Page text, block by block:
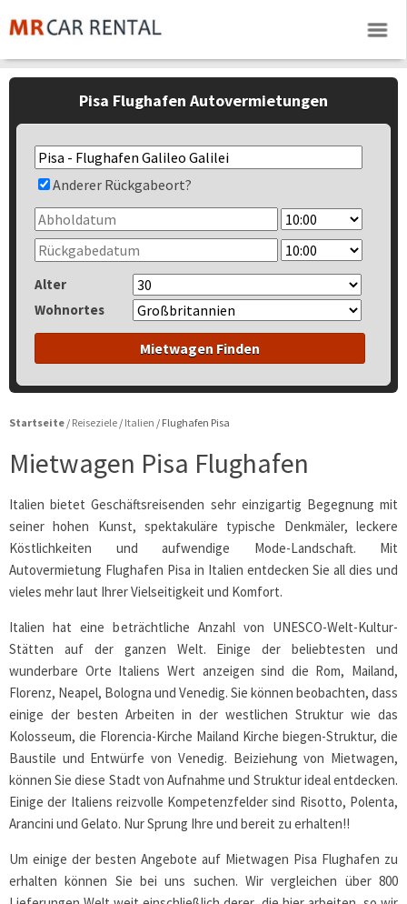
Pisa Flughafen Autovermietungen
Anderer Rückgabeort?
Alter
Wohnortes
Mietwagen Finden
Startseite / Reiseziele / Italien / Flughafen Pisa
Mietwagen Pisa Flughafen
Italien bietet Geschäftsreisenden sehr einzigartig Begegnung mit
seiner hohen Kunst, spektakuläre typische Denkmäler, leckere
Köstlichkeiten und aufwendige Mode-Landschaft. Mit
Autovermietung Flughafen Pisa in Italien entdecken Sie all dies und
vieles mehr laut Ihrer Vielseitigkeit und Komfort.
Italien hat eine beträchtliche Anzahl von UNESCO-Welt-Kultur-
Stätten auf der ganzen Welt. Einige der beliebtesten und
wunderbare Orte Italiens Wert anzeigen sind die Rom, Mailand,
Florenz, Neapel, Bologna und Venedig. Sie können beobachten, dass
einige der besten Arbeiten in der westlichen Struktur wie das
Kolosseum, die Florencia-Kirche Mailand Kirche biegen-Struktur, die
Baustile und Entwürfe von Venedig. Beiziehung von Mietwagen,
können Sie diese Stadt von Aufnahme und Struktur ideal entdecken.
Einige der Italiens reizvolle Kompetenzfelder sind Risotto, Polenta,
Arancini und Gelato. Nur Sprung Ihre und bereit zu erhalten!!
Um einige der besten Angebote auf Mietwagen Pisa Flughafen zu
erhalten können Sie bei uns suchen. Wir vergleichen über 800